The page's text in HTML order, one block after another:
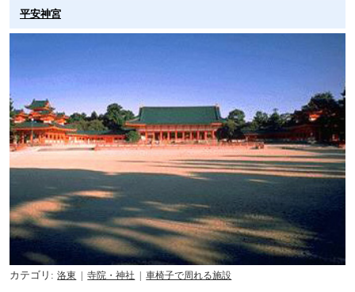
平安神宮
カテゴリ 洛東 寺院・神社 車椅子で周れる施設